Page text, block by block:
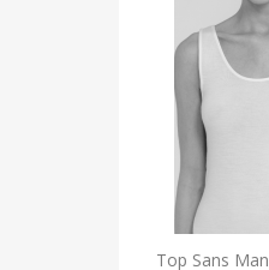
Top Sans